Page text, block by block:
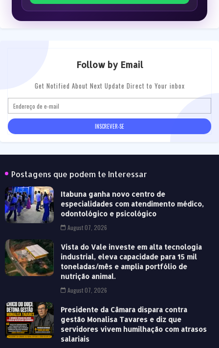
Follow by Email
Get Notified About Next Update Direct to Your inbox
Postagens que podem te Interessar
Itabuna ganha novo centro de
especialidades com atendimento médico,
odontológico e psicológico
August 07, 2026
Vista do Vale investe em alta tecnologia
industrial, eleva capacidade para 15 mil
toneladas/mês e amplia portfólio de
nutrição animal.
August 07, 2026
Presidente da Câmara dispara contra
gestão Monalisa Tavares e diz que
servidores vivem humilhação com atrasos
salariais